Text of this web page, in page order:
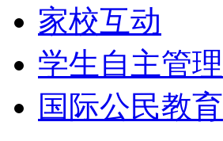
家校互动
学生自主管理
国际公民教育